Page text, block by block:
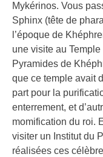
Mykérinos. Vous
Sphinx (tête de
l’époque de
une visite au
Pyramides de
que ce temple avait
part pour la
enterrement, et
momification du roi.
visiter un Institut du
réalisées ces